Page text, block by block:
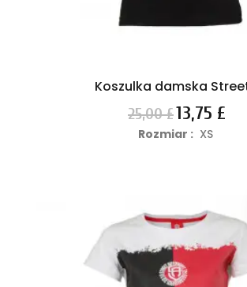
Koszulka damska
Cena
podstawowa
25,00 £Cena
13,75 £
Rozmiar : XS